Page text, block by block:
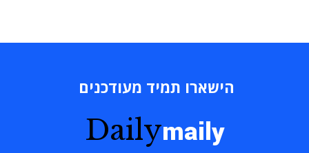
הישארו תמיד מעודכנים
Dailymaily